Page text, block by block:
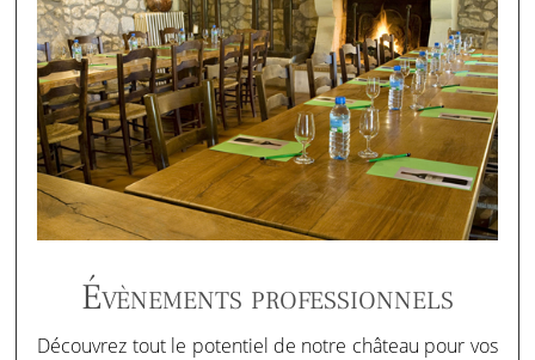
Évènements professionnels
Découvrez tout le potentiel de notre château pour vos